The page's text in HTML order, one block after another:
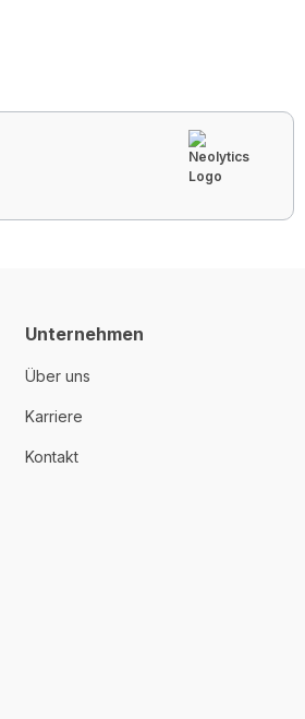
Unternehmen
Über uns
Karriere
Kontakt